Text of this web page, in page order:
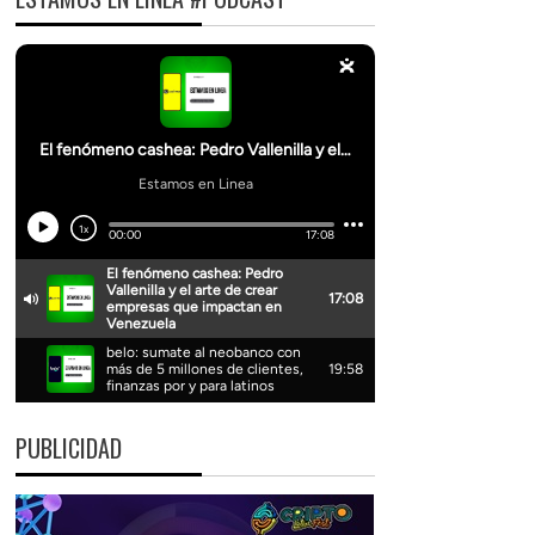
PUBLICIDAD